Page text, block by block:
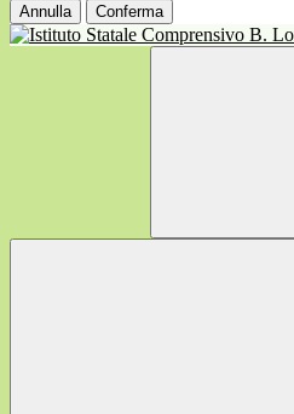
Annulla Conferma